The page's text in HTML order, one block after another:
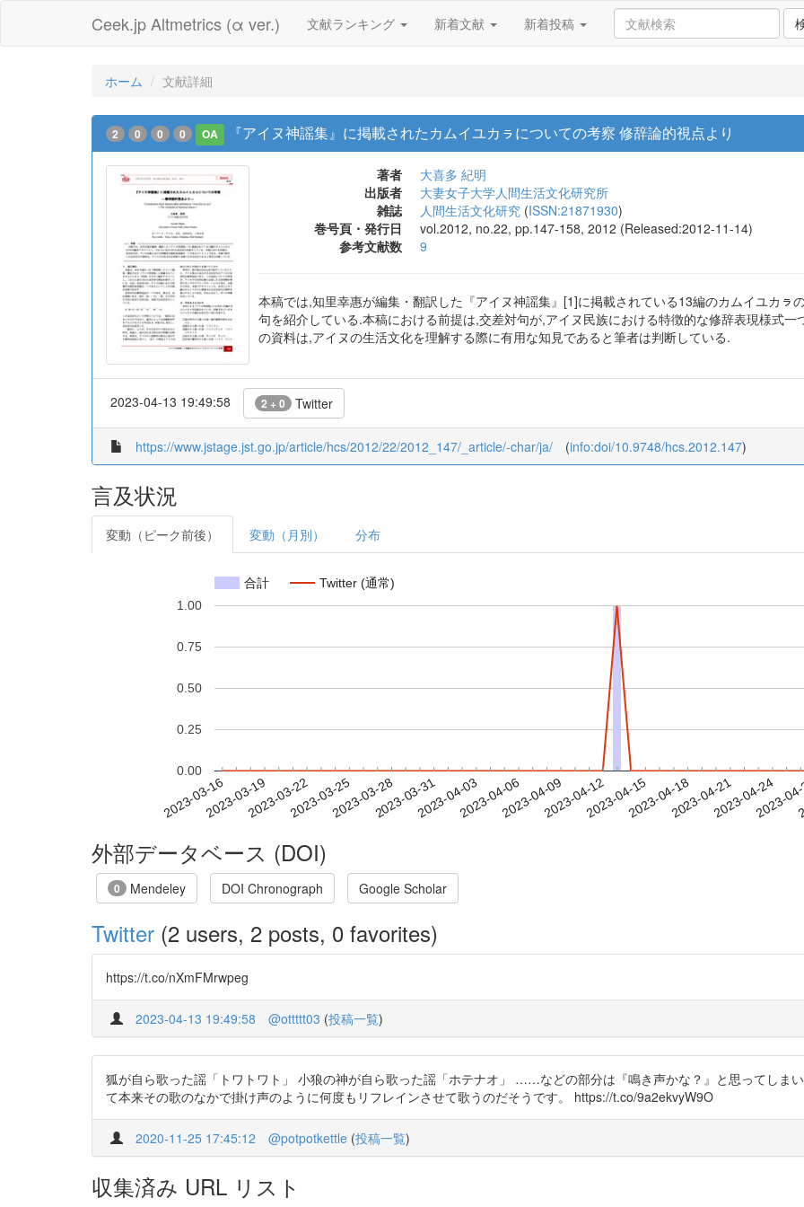
Ceek.jp Altmetrics (α ver.) 文献ランキング 新着文献 新着投稿
ホーム 文献詳細
2 0 0 0 OA 『アイヌ神謡集』に掲載されたカムイユカㇻについての考察 修辞論的視点より
著者
大喜多 紀明
出版者
大妻女子大学人間生活文化研究所
雑誌
人間生活文化研究 (ISSN:21871930)
巻号頁・発行日
vol.2012, no.22, pp.147-158, 2012 (Released:2012-11-14)
参考文献数
9
本稿では,知里幸惠が編集・翻訳した『アイヌ神謡集』[1]に掲載されている13編のカムイユカㇻ
句を紹介している.本稿における前提は,交差対句が,アイヌ民族における特徴的な修辞表現様式
の資料は,アイヌの生活文化を理解する際に有用な知見であると筆者は判断している.
2023-04-13 19:49:58 2 + 0 Twitter
https://www.jstage.jst.go.jp/article/hcs/2012/22/2012_147/_article/-char/ja/ (info:doi/10.9748/hcs.2012.147)
言及状況
変動（ピーク前後） 変動（月別） 分布
合計 Twitter (通常)
2023-03-162023-03-192023-03-222023-03-252023-03-282023-03-312023-04-032023-04-062023-04-092023-04-122023-04-152023-04-182023-04-212023-04-24
2023-
0.00
0.25
0.50
0.75
1.00
外部データベース (DOI)
0 Mendeley DOI Chronograph Google Scholar
Twitter (2 users, 2 posts, 0 favorites)
https://t.co/nXmFMrwpeg
2023-04-13 19:49:58 @ottttt03 (投稿一覧)
狐が自ら歌った謡「トワトワト」 小狼の神が自ら歌った謡「ホテナオ」 ……などの部分は『鳴き声かな？』と思ってしま
て本来その歌のなかで掛け声のように何度もリフレインさせて歌うのだそうです。 https://t.co/9a2ekvyW9O
2020-11-25 17:45:12 @potpotkettle (投稿一覧)
収集済み URL リスト